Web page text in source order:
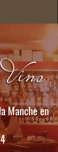
Manche en